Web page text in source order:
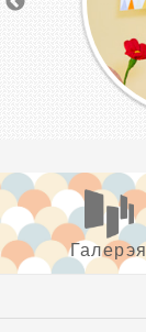
Галерэя